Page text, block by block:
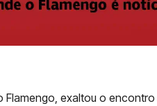
exaltou o